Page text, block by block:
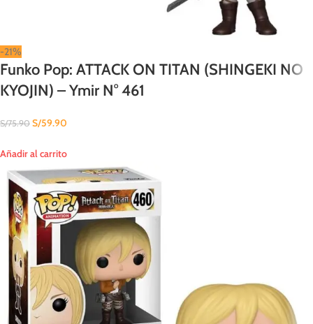
-21%
Funko Pop: ATTACK ON TITAN (SHINGEKI NO
KYOJIN) – Ymir N° 461
S/75.90 S/59.90
Añadir al carrito